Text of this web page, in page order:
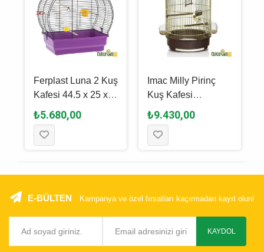
Ferplast Luna 2 Kuş
Kafesi 44.5 x 25 x
45.5 Cm
₺5.680,00
Imac Milly Pirinç
Kuş Kafesi
Kahverengi & Gold -
48 x 33 Cm
₺9.430,00
E-BÜLTEN Kampanya ve özel fırsatları kaçırmadan kayıt olun!
KAYDOL